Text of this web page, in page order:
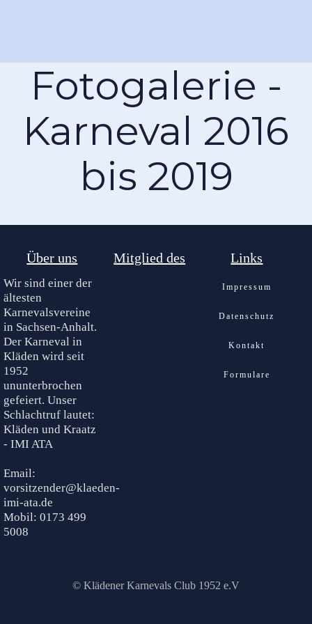
Fotogalerie -
Karneval 2016
bis 2019
Über uns
Wir sind einer der
ältesten
Karnevalsvereine
in Sachsen-Anhalt.
Der Karneval in
Kläden wird seit
1952
ununterbrochen
gefeiert. Unser
Schlachtruf lautet:
Kläden und Kraatz
- IMI ATA
Email:
vorsitzender@klaeden-
imi-ata.de
Mobil: 0173 499
5008
Mitglied des Links
Impressum
Datenschutz
Kontakt
Formulare
© Klädener Karnevals Club 1952 e.V